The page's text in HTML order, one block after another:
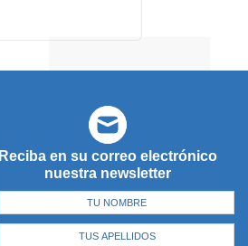
Reciba en su correo electrónico
nuestra newsletter